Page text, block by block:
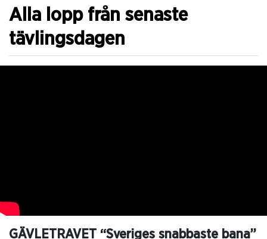
Alla lopp från senaste
tävlingsdagen
GÄVLETRAVET “Sveriges snabbaste bana”